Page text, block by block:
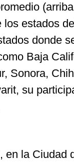
los estados
donde
Baja
Sonora,
su
en la Ciudad